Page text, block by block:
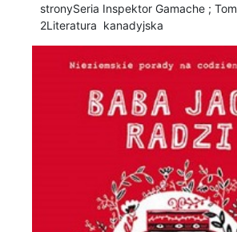
stronySeria Inspektor Gamache ; Tom
2 Literatura kanadyjska